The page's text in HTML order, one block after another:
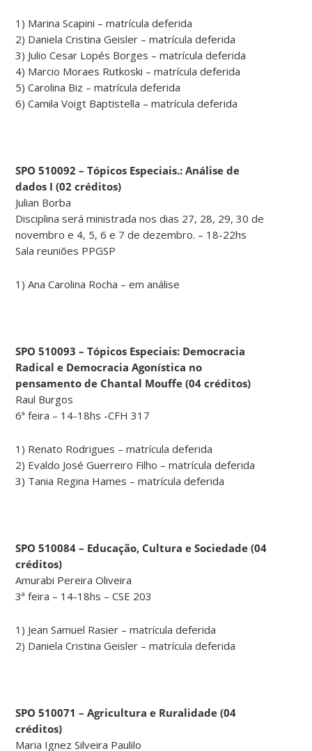
1) Marina Scapini – matrícula deferida
2) Daniela Cristina Geisler – matrícula deferida
3) Julio Cesar Lopés Borges – matrícula deferida
4) Marcio Moraes Rutkoski – matrícula deferida
5) Carolina Biz – matrícula deferida
6) Camila Voigt Baptistella – matrícula deferida
SPO 510092 – Tópicos Especiais.: Análise de
dados I (02 créditos)
Julian Borba
Disciplina será ministrada nos dias 27, 28, 29, 30 de
novembro e 4, 5, 6 e 7 de dezembro. – 18-22hs
Sala reuniões PPGSP
1) Ana Carolina Rocha – em análise
SPO 510093 – Tópicos Especiais: Democracia
Radical e Democracia Agonística no
pensamento de Chantal Mouffe (04 créditos)
Raul Burgos
6ª feira – 14-18hs -CFH 317
1) Renato Rodrigues – matrícula deferida
2) Evaldo José Guerreiro Filho – matrícula deferida
3) Tania Regina Hames – matrícula deferida
SPO 510084 – Educação, Cultura e Sociedade (04
créditos)
Amurabi Pereira Oliveira
3ª feira – 14-18hs – CSE 203
1) Jean Samuel Rasier – matrícula deferida
2) Daniela Cristina Geisler – matrícula deferida
SPO 510071 – Agricultura e Ruralidade (04
créditos)
Maria Ignez Silveira Paulilo